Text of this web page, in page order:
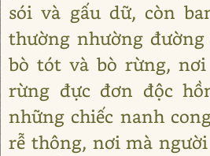
sói và gấu dữ, còn
thường nhường
bò tót và bò rừng,
rừng đực đơn độc
những chiếc nanh
rễ thông, nơi mà